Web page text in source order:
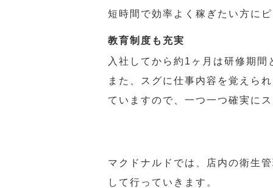
短時間で効率よく稼ぎたい方に
教育制度も充実
入社してから約1ヶ月は研修期
また、スグに仕事内容を覚えら
ていますので、一つ一つ確実に
マクドナルドでは、店内の衛生
して行っていきます。